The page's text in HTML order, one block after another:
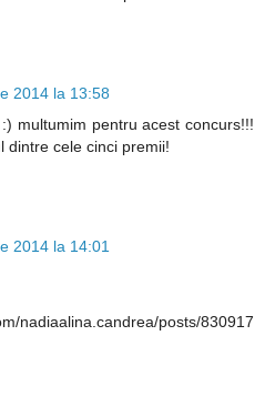
2014 la 13:58
multumim pentru acest concurs!!!
dintre cele cinci premii!
2014 la 14:01
nadiaalina.candrea/posts/830917